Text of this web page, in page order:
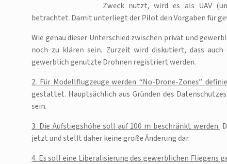
Zweck nutzt, wird es als UAV
betrachtet. Damit unterliegt der Pilot den Vorgaben für
Wie genau dieser Unterschied zwischen privat und
noch zu klären sein. Zurzeit wird diskutiert, dass
gewerblich genutzte Drohnen registriert werden.
2. Für Modellflugzeuge werden “No-Drone-Zones”
gestattet. Hauptsächlich aus Gründen des
sein.
3. Die Aufstiegshöhe soll auf 100 m beschränkt werden.
jetzt und stellt daher keine große Änderung dar.
4. Es soll eine Liberalisierung des gewerblichen Fliegens